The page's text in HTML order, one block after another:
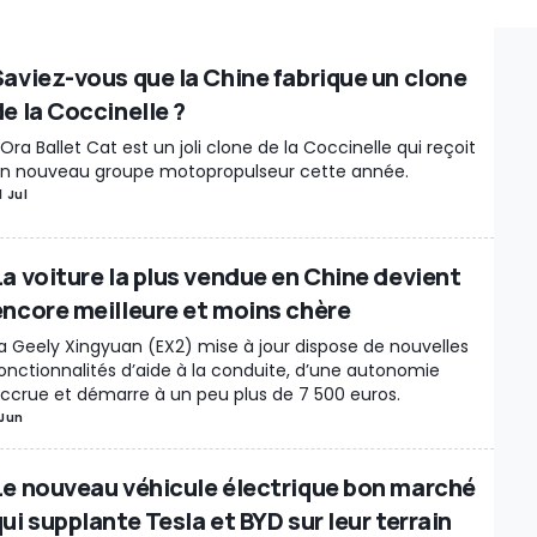
Insolite Interview Voitures Électriques Enchères Voitures
/ Marché Moteur Véhicules Utilitaires
Sécurité routière Jeux Vidéo Véhicules autonomes Rappels
mécaniques Gouvernement Brevets Véhicules électriques
À ne pas manquer Livres Hybride Show car Motos électriques
Vélos électriques Production Justice Lifestyle
Motor1Days Youngtimer Rétrospective Poids lourds
vous que la Chine fabrique un clone
la Coccinelle ?
Ballet Cat est un joli clone de la Coccinelle qui reçoit
nouveau groupe motopropulseur cette année.
Jul
voiture la plus vendue en Chine devient
meilleure et moins chère
Geely Xingyuan (EX2) mise à jour dispose de nouvelles
d’aide à la conduite, d’une autonomie
et démarre à un peu plus de 7 500 euros.
nouveau véhicule électrique bon marché
supplante Tesla et BYD sur leur terrain